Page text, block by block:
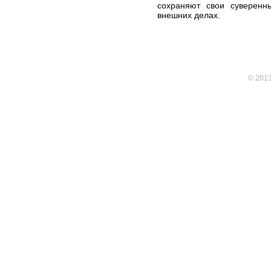
сохраняют свои
внешних делах.
©